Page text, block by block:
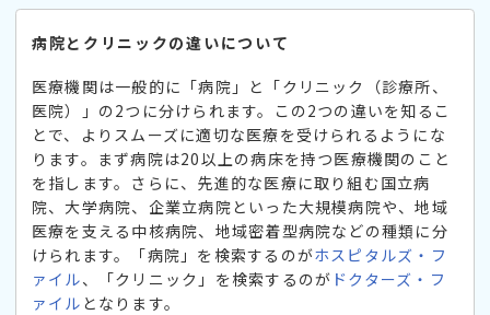
病院とクリニックの違いについて
医療機関は一般的に「病院」と「クリニック（診療所、
医院）」の2つに分けられます。この2つの違いを知るこ
とで、よりスムーズに適切な医療を受けられるようにな
ります。まず病院は20以上の病床を持つ医療機関のこと
を指します。さらに、先進的な医療に取り組む国立病
院、大学病院、企業立病院といった大規模病院や、地域
医療を支える中核病院、地域密着型病院などの種類に分
けられます。「病院」を検索するのがホスピタルズ・フ
ァイル、「クリニック」を検索するのが ドクターズ・フ
ァイル となります。